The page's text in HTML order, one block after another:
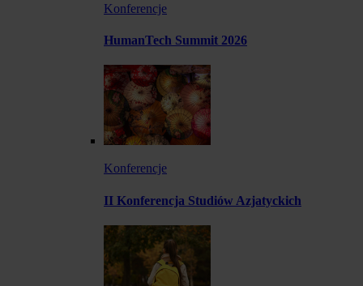
Konferencje
HumanTech Summit 2026
Konferencje
II Konferencja Studiów Azjatyckich